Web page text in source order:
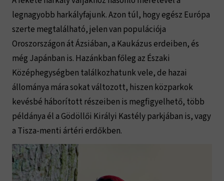
legnagyobb harkályfajunk. Azon túl, hogy egész Európa
szerte megtalálható, jelen van populációja
Oroszországon át Ázsiában, a Kaukázus erdeiben, és
még Japánban is. Hazánkban főleg az Északi
Középhegységben találkozhatunk vele, de hazai
állománya mára sokat változott, hiszen közparkok
kevésbé háborított részeiben is megfigyelhető, több
példánya él a Gödöllői Királyi Kastély parkjában is, vagy
a Tisza-menti ártéri erdőkben.